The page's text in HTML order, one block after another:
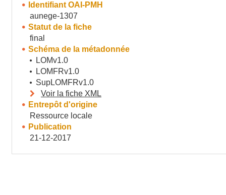
Identifiant OAI-PMH
aunege-1307
Statut de la fiche
final
Schéma de la métadonnée
LOMv1.0
LOMFRv1.0
SupLOMFRv1.0
Voir la fiche XML
Entrepôt d'origine
Ressource locale
Publication
21-12-2017